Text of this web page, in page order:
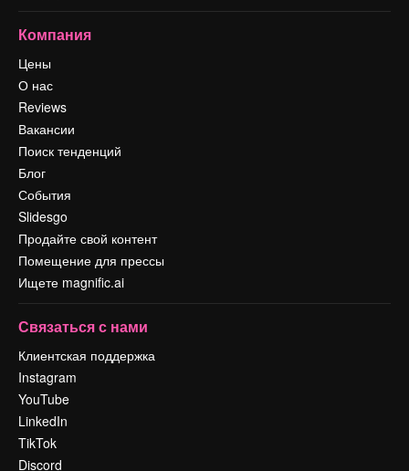
Компания
Цены
О нас
Reviews
Вакансии
Поиск тенденций
Блог
События
Slidesgo
Продайте свой контент
Помещение для прессы
Ищете magnific.ai
Связаться с нами
Клиентская поддержка
Instagram
YouTube
LinkedIn
TikTok
Discord